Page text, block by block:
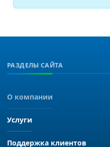
РАЗДЕЛЫ САЙТА
О компании
Услуги
Поддержка клиентов